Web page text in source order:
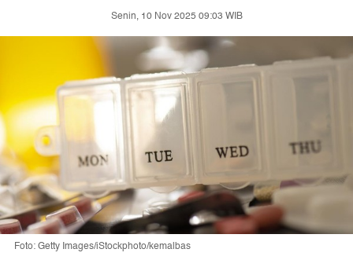
Senin, 10 Nov 2025 09:03 WIB
Foto: Getty Images/iStockphoto/kemalbas